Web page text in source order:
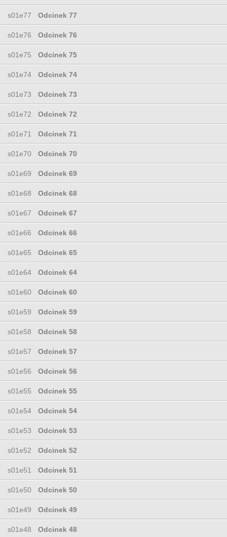
s01e77 Odcinek 77
s01e76 Odcinek 76
s01e75 Odcinek 75
s01e74 Odcinek 74
s01e73 Odcinek 73
s01e72 Odcinek 72
s01e71 Odcinek 71
s01e70 Odcinek 70
s01e69 Odcinek 69
s01e68 Odcinek 68
s01e67 Odcinek 67
s01e66 Odcinek 66
s01e65 Odcinek 65
s01e64 Odcinek 64
s01e60 Odcinek 60
s01e59 Odcinek 59
s01e58 Odcinek 58
s01e57 Odcinek 57
s01e56 Odcinek 56
s01e55 Odcinek 55
s01e54 Odcinek 54
s01e53 Odcinek 53
s01e52 Odcinek 52
s01e51 Odcinek 51
s01e50 Odcinek 50
s01e49 Odcinek 49
s01e48 Odcinek 48